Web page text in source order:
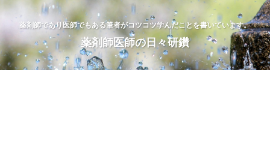
薬剤師であり医師でもある筆者がコツコツ学んだことを書いています。
薬剤師医師の日々研鑽